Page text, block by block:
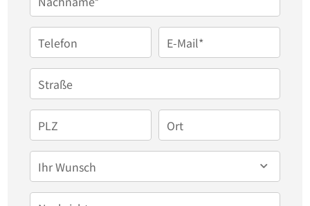
praktischer Hauswirtschaftsraum für
Waschmaschine und Trockner sowie ein
Abstellraum unter der Treppe sorgen für
zusätzlichen Stauraum und Funktionalität im
Alltag.
Ein Kaminanschluss ist bereits vorhanden und
könnte nach Belieben ergänzt werden, um an
kalten Tagen für wohlige Wärme zu sorgen.
Telefon E-Mail*
Straße
PLZ Ort
Ihr Wunsch